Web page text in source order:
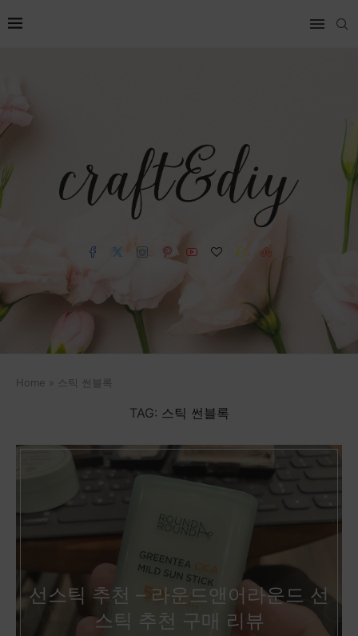
Home » 스틱 썬블록
TAG: 스틱 썬블록
선스틱 추천 – 라운드앤어라운드 선
스틱 추천 구매 리뷰